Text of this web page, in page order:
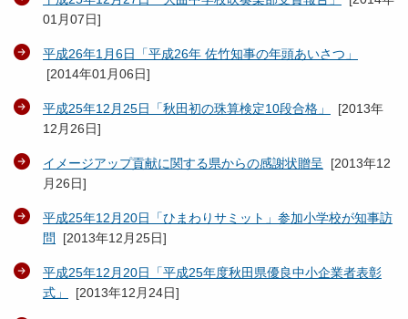
01月07日]
平成26年1月6日「平成26年 佐竹知事の年頭あいさつ」
[2014年01月06日]
平成25年12月25日「秋田初の珠算検定10段合格」 [2013年
12月26日]
イメージアップ貢献に関する県からの感謝状贈呈 [2013年12
月26日]
平成25年12月20日「ひまわりサミット」参加小学校が知事訪
問
[2013年12月25日]
平成25年12月20日「平成25年度秋田県優良中小企業者表彰
式」
[2013年12月24日]